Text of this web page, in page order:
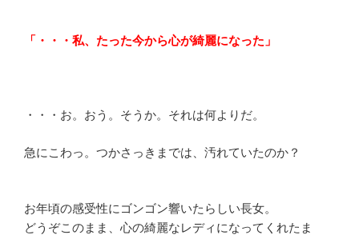
「・・・私、たった今から心が綺麗になった」
・・・お。おう。そうか。それは何よりだ。
急にこわっ。つかさっきまでは、汚れていたのか？
お年頃の感受性にゴンゴン響いたらしい長女。
どうぞこのまま、心の綺麗なレディになってくれたま